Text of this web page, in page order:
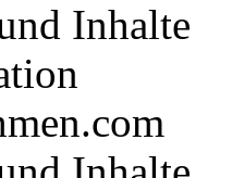
Inhalte